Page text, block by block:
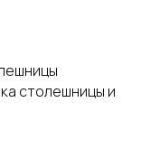
столешницы и